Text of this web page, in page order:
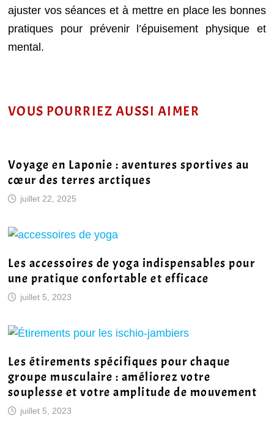
ajuster vos séances et à mettre en place les bonnes
pratiques pour prévenir l’épuisement physique et
mental.
VOUS POURRIEZ AUSSI AIMER
Voyage en Laponie : aventures sportives au
cœur des terres arctiques
juillet 22, 2025
Les accessoires de yoga indispensables pour
une pratique confortable et efficace
juillet 5, 2023
Les étirements spécifiques pour chaque
groupe musculaire : améliorez votre
souplesse et votre amplitude de mouvement
juillet 5, 2023